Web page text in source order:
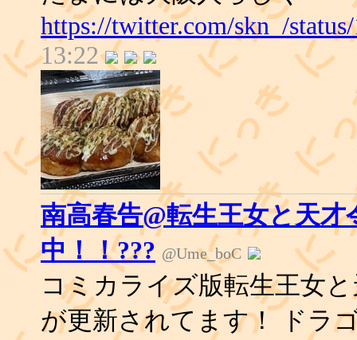
https://twitter.com/skn_/
13:22
南高春告@転生王女と天
中！！??? @Ume_boC
コミカライズ版転生王女
が更新されてます！ ドラ